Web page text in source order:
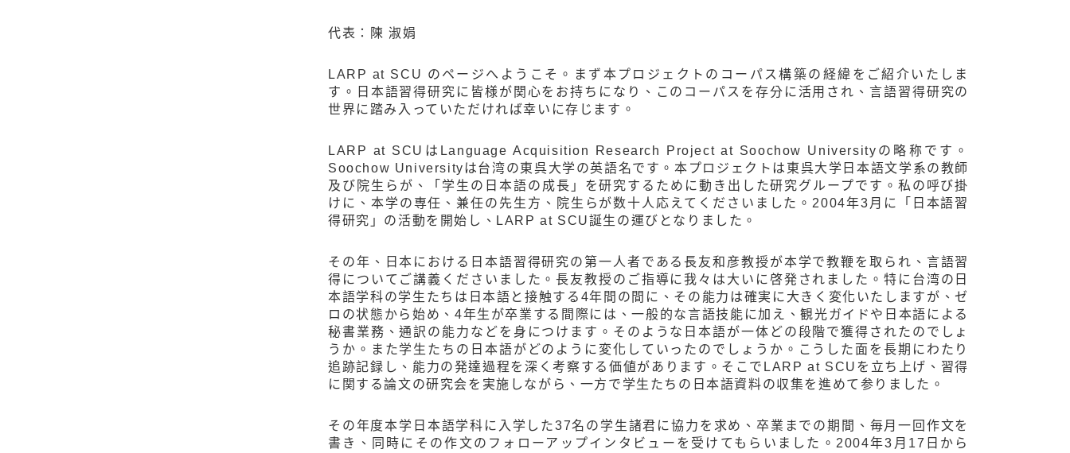
代表：陳 淑娟
LARP at SCU のページへようこそ。まず本プロジェクトのコーパス構築の経緯をご紹介いたしま
す。日本語習得研究に皆様が関心をお持ちになり、このコーパスを存分に活用され、言語習得研究の
世界に踏み入っていただければ幸いに存じます。
LARP at SCUはLanguage Acquisition Research Project at Soochow Universityの略称です。
Soochow Universityは台湾の東呉大学の英語名です。本プロジェクトは東呉大学日本語文学系の教師
及び院生らが、「学生の日本語の成長」を研究するために動き出した研究グループです。私の呼び掛
けに、本学の専任、兼任の先生方、院生らが数十人応えてくださいました。2004年3月に「日本語習
得研究」の活動を開始し、LARP at SCU誕生の運びとなりました。
その年、日本における日本語習得研究の第一人者である長友和彦教授が本学で教鞭を取られ、言語習
得についてご講義くださいました。長友教授のご指導に我々は大いに啓発されました。特に台湾の日
本語学科の学生たちは日本語と接触する4年間の間に、その能力は確実に大きく変化いたしますが、ゼ
ロの状態から始め、4年生が卒業する間際には、一般的な言語技能に加え、観光ガイドや日本語による
秘書業務、通訳の能力などを身につけます。そのような日本語が一体どの段階で獲得されたのでしょ
うか。また学生たちの日本語がどのように変化していったのでしょうか。こうした面を長期にわたり
追跡記録し、能力の発達過程を深く考察する価値があります。そこでLARP at SCUを立ち上げ、習得
に関する論文の研究会を実施しながら、一方で学生たちの日本語資料の収集を進めて参りました。
その年度本学日本語学科に入学した37名の学生諸君に協力を求め、卒業までの期間、毎月一回作文を
書き、同時にその作文のフォローアップインタビューを受けてもらいました。2004年3月17日から